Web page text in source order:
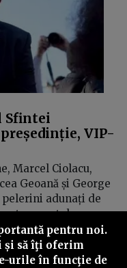
Sfintei
VIP-
Marcel Ciolacu,
Geoană și George
pelerini adunați de
moaștele
au stat și câte 20
au sărit rândul
ca niște VIP-uri.
pentru noi.
și să îţi oferim
urile în funcţie de